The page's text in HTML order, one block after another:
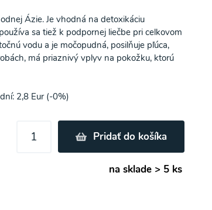
Ázie. Je vhodná na detoxikáciu
sa tiež k podpornej liečbe pri celkovom
vodu a je močopudná, posilňuje pľúca,
má priaznivý vplyv na pokožku, ktorú
2,8 Eur (-0%)
Pridať do košíka
na sklade > 5 ks